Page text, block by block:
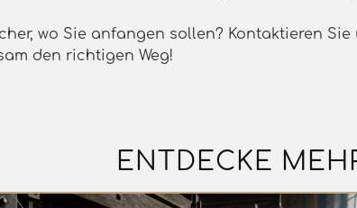
wo Sie anfangen sollen? Kontaktieren
den richtigen Weg!
ENTDECKE